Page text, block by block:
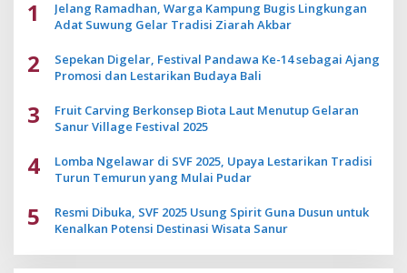
1
Jelang Ramadhan, Warga Kampung Bugis Lingkungan
Adat Suwung Gelar Tradisi Ziarah Akbar
2
Sepekan Digelar, Festival Pandawa Ke-14 sebagai Ajang
Promosi dan Lestarikan Budaya Bali
3
Fruit Carving Berkonsep Biota Laut Menutup Gelaran
Sanur Village Festival 2025
4
Lomba Ngelawar di SVF 2025, Upaya Lestarikan Tradisi
Turun Temurun yang Mulai Pudar
5
Resmi Dibuka, SVF 2025 Usung Spirit Guna Dusun untuk
Kenalkan Potensi Destinasi Wisata Sanur